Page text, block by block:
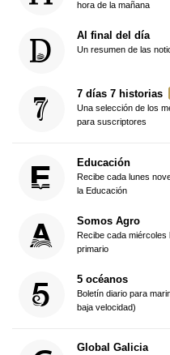
hora de la mañana
Al final del día
Un resumen de las
7 días 7 historias
Una selección de los
para suscriptores
Educación
Recibe cada lunes
la Educación
Somos Agro
Recibe cada miércoles
primario
5 océanos
Boletín diario para
baja velocidad)
Global Galicia